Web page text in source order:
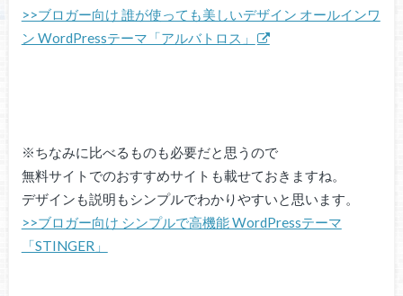
>>ブロガー向け 誰が使っても美しいデザイン オールインワ
ン WordPressテーマ「アルバトロス」
※ちなみに比べるものも必要だと思うので
無料サイトでのおすすめサイトも載せておきますね。
デザインも説明もシンプルでわかりやすいと思います。
>>ブロガー向け シンプルで高機能 WordPressテーマ
「STINGER」